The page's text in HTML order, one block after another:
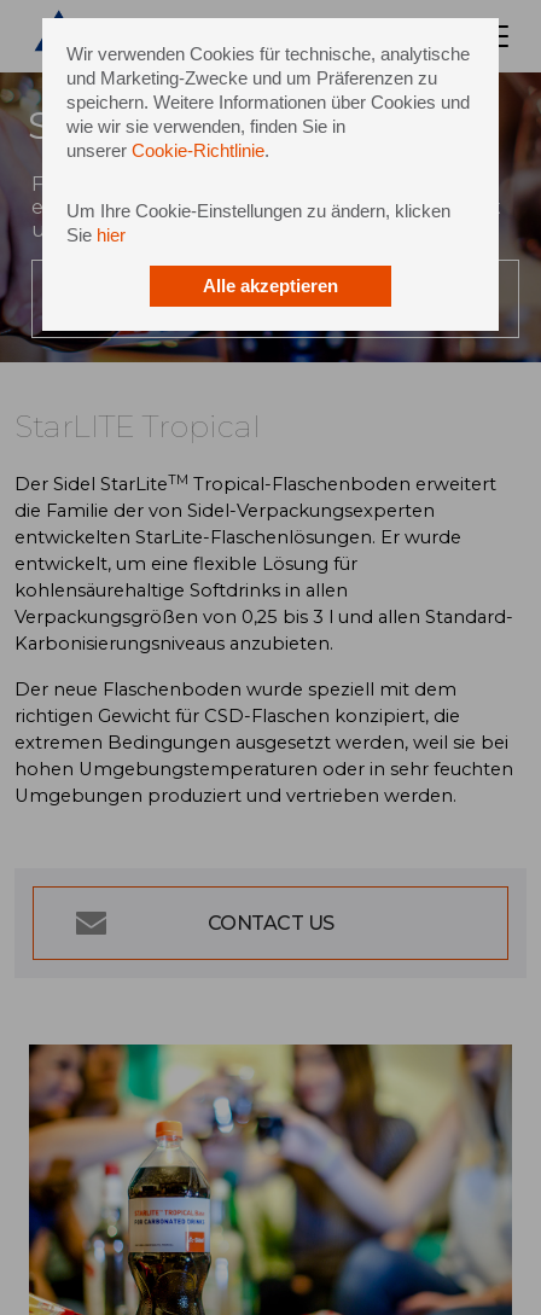
Wir verwenden Cookies für technische, analytische
und Marketing-Zwecke und um Präferenzen zu
speichern. Weitere Informationen über Cookies und
wie wir sie verwenden, finden Sie in
unserer Cookie-Richtlinie.
Um Ihre Cookie-Einstellungen zu ändern, klicken
Sie hier
Alle akzeptieren
StarLITE Tropical
Für kohlensäurehaltige Getränke, die unter
extremen Umgebungsbedingungen produziert
und vertrieben werden
VIDEO ABSPIELEN
StarLITE Tropical
Der Sidel StarLiteTM Tropical-Flaschenboden erweitert
die Familie der von Sidel-Verpackungsexperten
entwickelten StarLite-Flaschenlösungen. Er wurde
entwickelt, um eine flexible Lösung für
kohlensäurehaltige Softdrinks in allen
Verpackungsgrößen von 0,25 bis 3 l und allen Standard-
Karbonisierungsniveaus anzubieten.
Der neue Flaschenboden wurde speziell mit dem
richtigen Gewicht für CSD-Flaschen konzipiert, die
extremen Bedingungen ausgesetzt werden, weil sie bei
hohen Umgebungstemperaturen oder in sehr feuchten
Umgebungen produziert und vertrieben werden.
CONTACT US